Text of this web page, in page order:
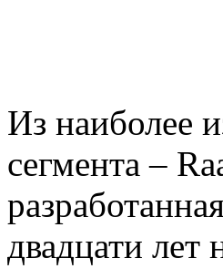
Из наиболее
сегмента –
двадцати